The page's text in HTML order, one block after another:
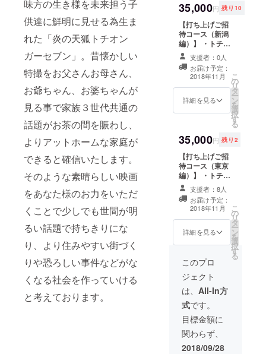
味方の生き様を未来担う子
供達に鮮明に見せる為生ま
れた「炎の天狐トチオン
ガーセブン」。昔懐かしい
特撮をお父さんお母さん、
お爺ちゃん、お婆ちゃんが
見る事で家族３世代共通の
話題がお茶の間を賑わし、
よりアットホームな家庭が
できると確信いたします。
そのような素晴らしい映画
をあなた様のお力をいただ
くことで少しでも世間が明
るい話題で持ちきりにな
り、より住みやすい街づく
りや恐ろしい事件などがな
くなる社会を作っていける
と考えております。
支援者様都合に
よる返金不可
※会場までの交通
費は各自ご負担
となります
い ・DVD（クラ
ウドファンディ
ング特別デザイ
ン） ・企画者星
知弘が手掛ける
毘沙門堂の油揚
げ ・台本（橋本
一監督・出演者
サイン付き） ・
ご招待（東京
編） ※開催は
支援者様都合に
よる返金不可
※会場までの交通
費は各自ご負担
となります
35,000円 残り10
【打ち上げご招
待コース（新潟
編）】 ・トチオ
ンガー直筆サイ
ン&宛名入り年
賀状 ・DVD製作
時にお名前をク
レジット掲載
（大型サイズ）
※ご支援時にご
ください ・
DVD（クラウド
ファンディング
特別デザイン）
・企画者星知弘
が手掛ける毘沙
門堂の油揚げ ・
台本（橋本一監
督・出演者サイ
ン付き） ・イベ
ント上映会ご招
待（新潟編） ・
後、打ち上げご
招待（新潟編）
※開催は10〜
11月の土日祝日
を予定。ご支援
者様都合による
返金不可 ※会
場までの交通費
は各自ご負担と
なります
支援者：0人
お届け予定：
2018年11月
詳細を見る
こ
の
リ
タ
ー
ン
を
選
択
す
る
35,000円 残り2
【打ち上げご招
待コース（東京
編）】 ・トチオ
ンガー直筆サイ
ン&宛名入り年
賀状 ・DVD製作
時にお名前をク
レジット掲載
（大型サイズ）
※ご支援時にご
備考欄にご記入
ください ・
DVD（クラウド
ファンディング
特別デザイン）
・企画者星知弘
が手掛ける毘沙
門堂の油揚げ ・
台本（橋本一監
督・出演者サイ
支援者：8人
お届け予定：
2018年11月
詳細を見る
こ
の
リ
タ
ー
ン
を
選
択
す
る
このプロ
ジェクト
は、 All-In方
式です。
目標金額に
関わらず、
2018/09/28